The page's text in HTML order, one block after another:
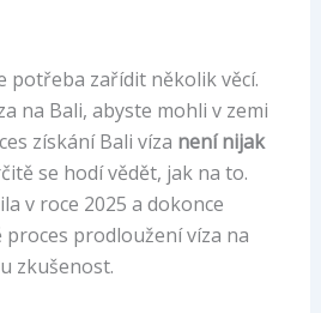
potřeba zařídit několik věcí.
na Bali, abyste mohli v zemi
získání Bali víza není nijak
se hodí vědět, jak na to.
v roce 2025 a dokonce
prodloužení víza na
zkušenost.